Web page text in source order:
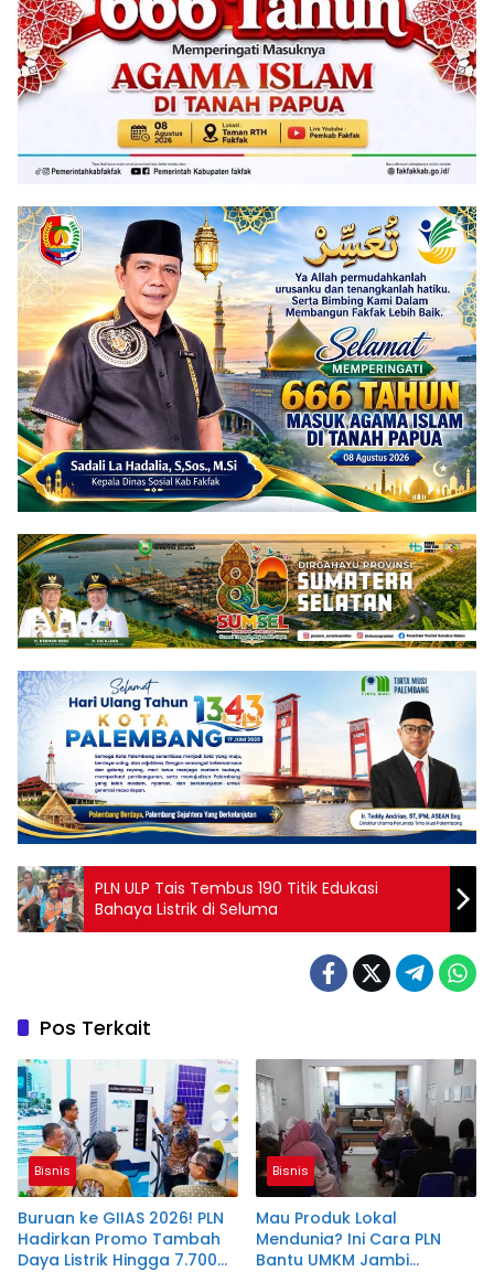
PLN ULP Tais Tembus 190 Titik Edukasi
Bahaya Listrik di Seluma
Pos Terkait
Bisnis
Buruan ke GIIAS 2026! PLN
Hadirkan Promo Tambah
Daya Listrik Hingga 7.700
Bisnis
Mau Produk Lokal
Mendunia? Ini Cara PLN
Bantu UMKM Jambi